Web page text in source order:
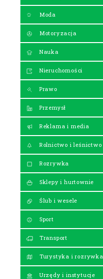
Moda
Motoryzacja
Nauka
Nieruchomości
Prawo
Przemysł
Reklama i media
Rolnictwo i leśnictwo
Rozrywka
Sklepy i hurtownie
Ślub i wesele
Sport
Transport
Turystyka i rozrywka
Urzędy i instytucje